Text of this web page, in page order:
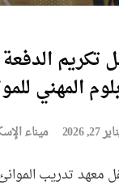
المهني
27, 2026 ميناء